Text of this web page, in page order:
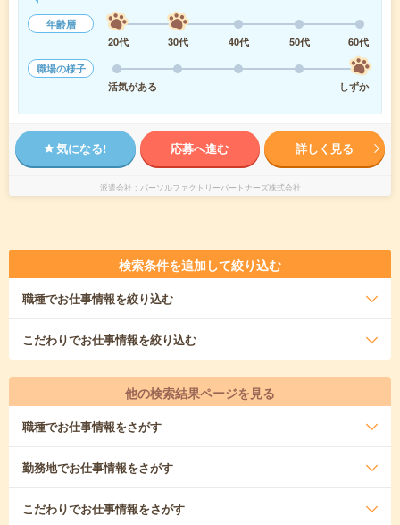
年齢層
20代
30代 40代 50代
60代
職場の様子
活気がある
しずか
気になる! 応募へ進む 詳しく見る
派遣会社 パーソルファクトリーパートナーズ株式会社
検索条件を追加して絞り込む
職種でお仕事情報を絞り込む
こだわりでお仕事情報を絞り込む
他の検索結果ページを見る
職種でお仕事情報をさがす
勤務地でお仕事情報をさがす
こだわりでお仕事情報をさがす